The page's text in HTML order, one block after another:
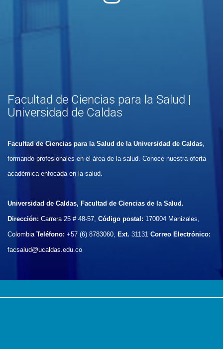
Facultad de Ciencias para la Salud |
Universidad de Caldas
Facultad de Ciencias para la Salud de la Universidad de Caldas,
formando profesionales en el área de la salud. Conoce nuestra oferta
académica enfocada en la salud.
Universidad de Caldas, Facultad de Ciencias de la Salud.
Dirección: Carrera 25 # 48-57, Código postal: 170004 Manizales,
Colombia Teléfono: +57 (6) 8783060, Ext. 31131 Correo Electrónico:
facsalud@ucaldas.edu.co